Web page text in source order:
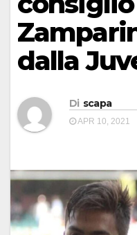
dalla
Di scapa
APR 10, 2021